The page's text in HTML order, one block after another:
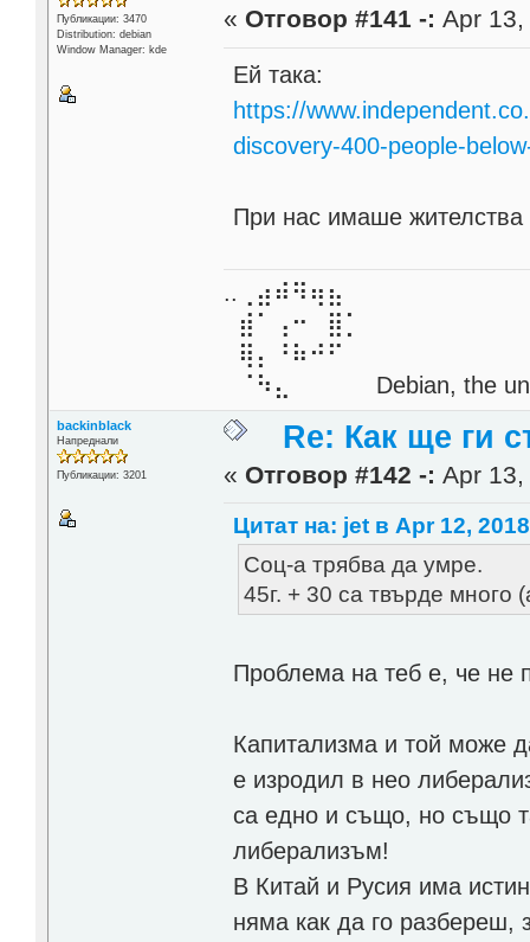
Публикации: 3470
Distribution: debian
Window Manager: kde
« Отговор #141 -: Apr
Ей така:
https://
discovery-400-people-
При нас имаше
..⢀⣴⠾⠻⢶⣦⠀
⣾⠁⢠⠒⠀⣿⡁
⢿⡄⠘⠷⠚⠋
⠈⠳⣄⠀⠀⠀⠀ Debian, the
backinblack
Напреднали
Публикации: 3201
Re: Как ще ги
« Отговор #142 -: Apr
Цитат на: jet в Apr 12,
Соц-а трябва да умре.
45г. + 30 са твърде много
Проблема на теб е, че не
Капитализма и той може
е изродил в нео
са едно и също, но също
либерализъм!
В Китай и Русия има
няма как да го разбереш,